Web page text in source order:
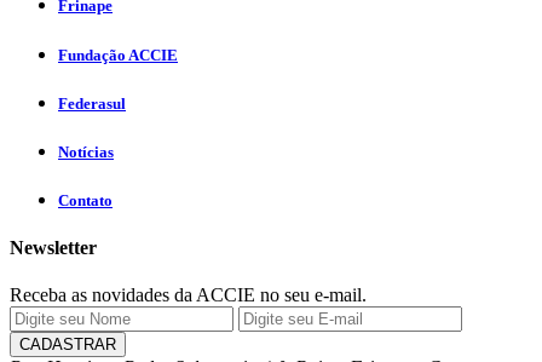
Frinape
Fundação ACCIE
Federasul
Notícias
Contato
Newsletter
Receba as novidades da ACCIE no seu e-mail.